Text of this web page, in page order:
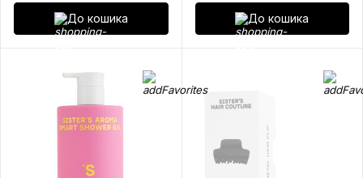
До кошика До кошика